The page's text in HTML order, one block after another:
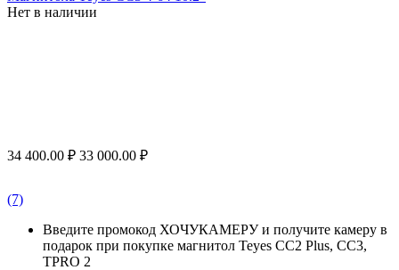
Нет в наличии
34 400.00 ₽ 33 000.00 ₽
(7)
Введите промокод ХОЧУКАМЕРУ и получите камеру в
подарок при покупке магнитол Teyes CC2 Plus, CC3,
TPRO 2